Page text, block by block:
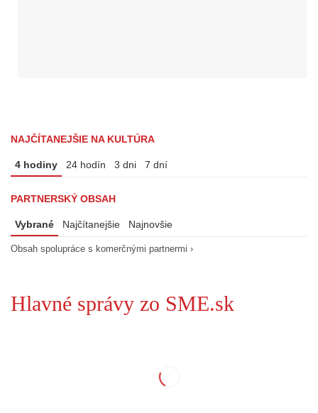
NAJČÍTANEJŠIE NA KULTÚRA
4 hodiny 24 hodín 3 dni 7 dní
PARTNERSKÝ OBSAH
Vybrané Najčítanejšie Najnovšie
Obsah spolupráce s komerčnými partnermi ›
Hlavné správy zo SME.sk